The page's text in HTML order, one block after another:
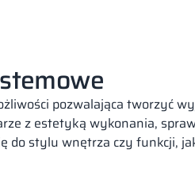
pozwalająca tworzyć
z estetyką wykonania,
do stylu wnętrza czy funkcji,